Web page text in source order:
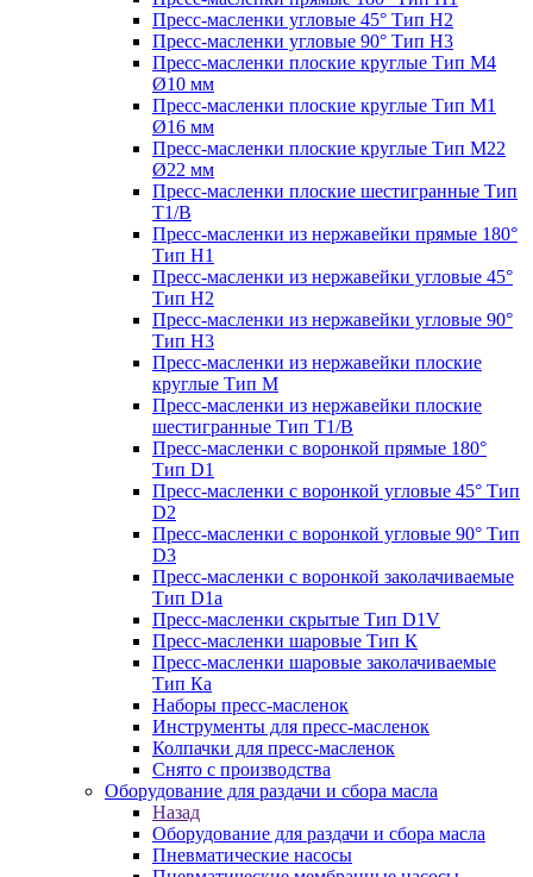
Пресс-масленки угловые 45° Тип H2
Пресс-масленки угловые 90° Тип H3
Пресс-масленки плоские круглые Тип M4
Ø10 мм
Пресс-масленки плоские круглые Тип M1
Ø16 мм
Пресс-масленки плоские круглые Тип M22
Ø22 мм
Пресс-масленки плоские шестигранные Тип
T1/B
Пресс-масленки из нержавейки прямые 180°
Тип H1
Пресс-масленки из нержавейки угловые 45°
Тип H2
Пресс-масленки из нержавейки угловые 90°
Тип H3
Пресс-масленки из нержавейки плоские
круглые Тип M
Пресс-масленки из нержавейки плоские
шестигранные Тип T1/B
Пресс-масленки с воронкой прямые 180°
Тип D1
Пресс-масленки с воронкой угловые 45° Тип
D2
Пресс-масленки с воронкой угловые 90° Тип
D3
Пресс-масленки с воронкой заколачиваемые
Тип D1a
Пресс-масленки скрытые Тип D1V
Пресс-масленки шаровые Тип К
Пресс-масленки шаровые заколачиваемые
Тип Кa
Наборы пресс-масленок
Инструменты для пресс-масленок
Колпачки для пресс-масленок
Снято с производства
Оборудование для раздачи и сбора масла
Назад
Оборудование для раздачи и сбора масла
Пневматические насосы